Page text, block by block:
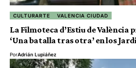
CULTURARTE VALENCIA CIUDAD
La Filmoteca d’Estiu de València
‘Una batalla tras otra’ en los
PorAdrián Lupiáñez